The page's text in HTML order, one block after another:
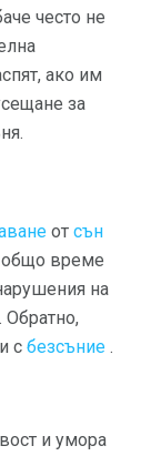
често не
ако им
за
от сън
общо време
на
. Обратно,
с безсъние .
и умора